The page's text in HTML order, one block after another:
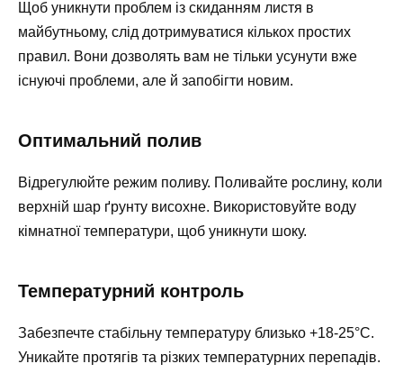
Щоб уникнути проблем із скиданням листя в
майбутньому, слід дотримуватися кількох простих
правил. Вони дозволять вам не тільки усунути вже
існуючі проблеми, але й запобігти новим.
Оптимальний полив
Відрегулюйте режим поливу. Поливайте рослину, коли
верхній шар ґрунту висохне. Використовуйте воду
кімнатної температури, щоб уникнути шоку.
Температурний контроль
Забезпечте стабільну температуру близько +18-25°C.
Уникайте протягів та різких температурних перепадів.